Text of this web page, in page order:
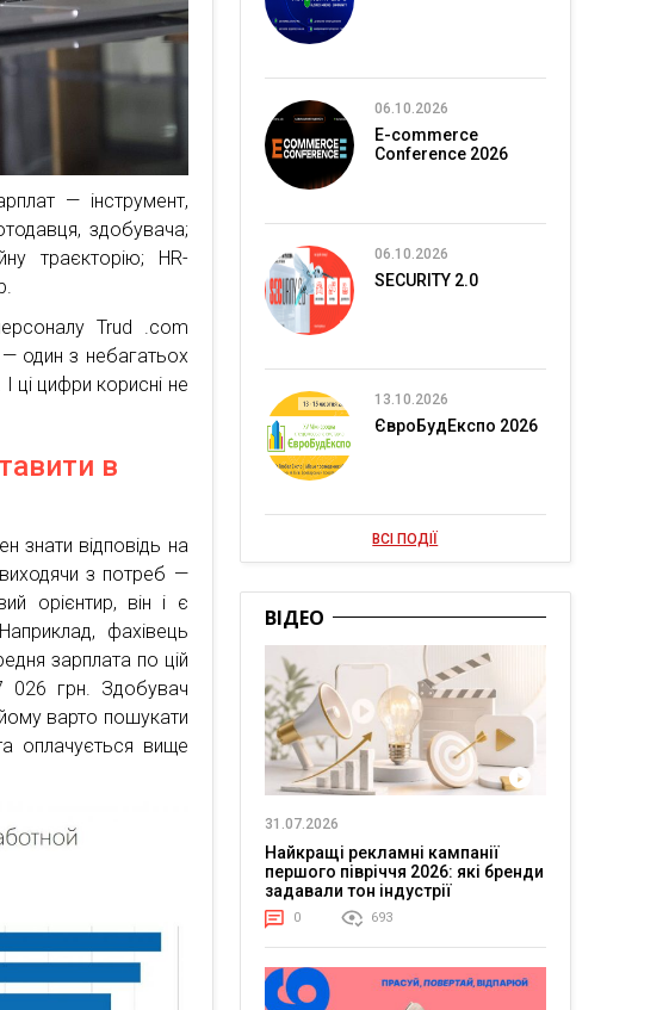
— інструмент,
здобувача;
траєкторію; HR-
Trud .com
— один з небагатьох
ці цифри корисні не
в
знати відповідь на
з потреб —
орієнтир, він і є
фахівець
зарплата по цій
026 грн. Здобувач
варто пошукати
оплачується вище
06.10.2026
E-commerce
Conference 2026
06.10.2026
SECURITY 2.0
13.10.2026
ЄвроБудЕкспо 2026
ВСІ ПОДІЇ
ВІДЕО
31.07.2026
Найкращі рекламні кампанії
першого півріччя 2026: які бренди
задавали тон індустрії
0 693